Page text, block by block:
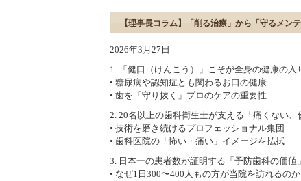
【理事長コラム】「削る治療」から「守るメン
2026年3月27日
1. 「健口（けんこう）」こそが全身の健康の入
• 糖尿病や認知症とも関わるお口の健康
• 歯を「守り抜く」プロのケアの重要性
2. 20名以上の歯科衛生士が支える「痛くない、
• 技術を磨き続けるプロフェッショナル集団
• 歯科医院の「怖い・痛い」イメージを払拭
3. 日本一の患者数が証明する「予防歯科の価値」
• なぜ1日300〜400人もの方が当院を訪れるのか